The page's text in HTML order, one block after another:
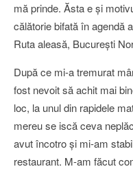
mă prinde. Ăsta e şi
călătorie bifată în agendă
Ruta aleasă, Bucureşti
După ce mi-a tremurat
fost nevoit să achit mai
loc, la unul din rapidele
mereu se iscă ceva
avut încotro şi mi-am
restaurant. M-am făcut